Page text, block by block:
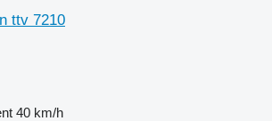
ttv 7210
40 km/h